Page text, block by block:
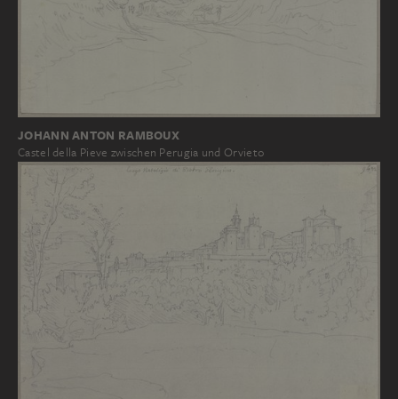
JOHANN ANTON RAMBOUX
Castel della Pieve zwischen Perugia und Orvieto